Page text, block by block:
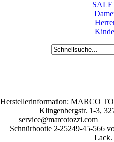
SALE
Herstellerinformation: MARCO
Klingenbergstr. 1-3,
Schnürbootie 2-25249-45-566
Lack.